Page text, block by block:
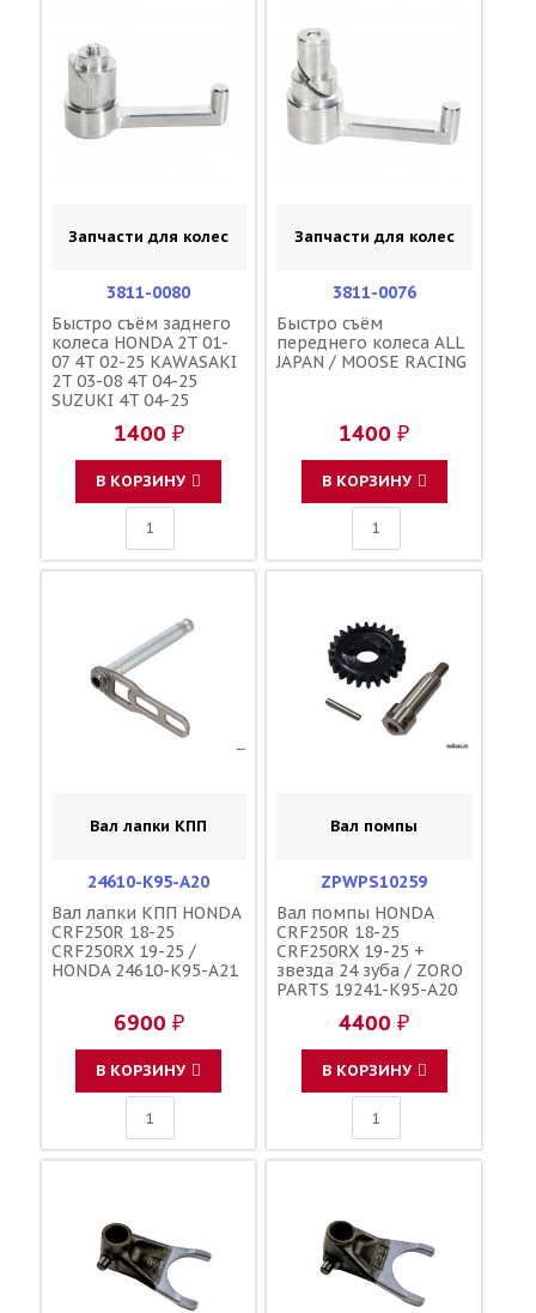
Запчасти для колес
3811-0080
Быстро съём заднего
колеса HONDA 2T 01-
07 4T 02-25 KAWASAKI
2T 03-08 4T 04-25
SUZUKI 4T 04-25
09-25 / MOOSE RACING
1400 ₽
В КОРЗИНУ
Запчасти для колес
3811-0076
Быстро съём
переднего колеса ALL
JAPAN / MOOSE RACING
1400 ₽
В КОРЗИНУ
Вал лапки КПП
24610-K95-A20
Вал лапки КПП HONDA
CRF250R 18-25
CRF250RX 19-25 /
HONDA 24610-K95-A21
6900 ₽
В КОРЗИНУ
Вал помпы
ZPWPS10259
Вал помпы HONDA
CRF250R 18-25
CRF250RX 19-25 +
звезда 24 зуба / ZORO
PARTS 19241-K95-A20
4400 ₽
В КОРЗИНУ